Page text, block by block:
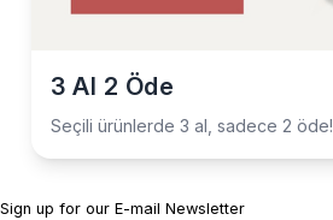
3 Al 2 Öde
Seçili ürünlerde 3 al, sadece 2 öde!
Sign up for our E-mail Newsletter